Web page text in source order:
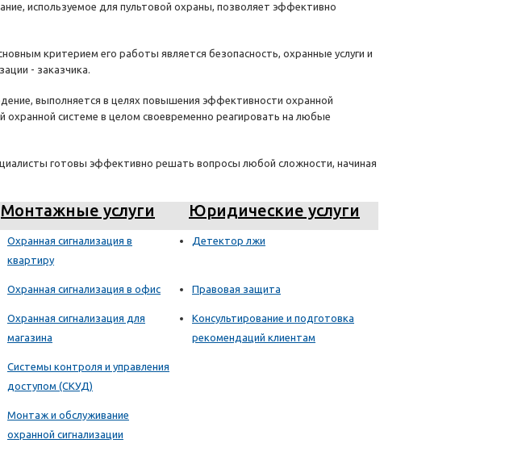
используемое для пультовой охраны, позволяет эффективно
критерием его работы является безопасность, охранные услуги и
- заказчика.
выполняется в целях повышения эффективности охранной
охранной системе в целом своевременно реагировать на любые
готовы эффективно решать вопросы любой сложности, начиная
Монтажные услуги Юридические услуги
Охранная сигнализация в
квартиру
Детектор лжи
Охранная сигнализация в офис Правовая защита
Охранная сигнализация для
магазина
Консультирование и подготовка
рекомендаций клиентам
Системы контроля и управления
доступом (СКУД)
Монтаж и обслуживание
охранной сигнализации